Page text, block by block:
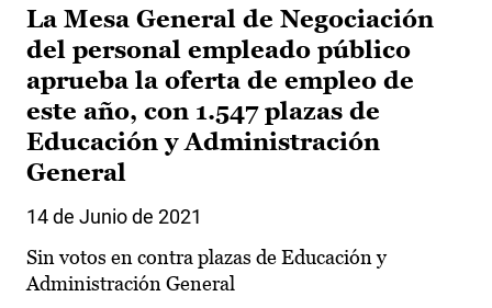
La Mesa General de Negociación
del personal empleado público
aprueba la oferta de empleo de
este año, con 1.547 plazas de
Educación y Administración
General
14 de Junio de 2021
Sin votos en contra plazas de Educación y
Administración General